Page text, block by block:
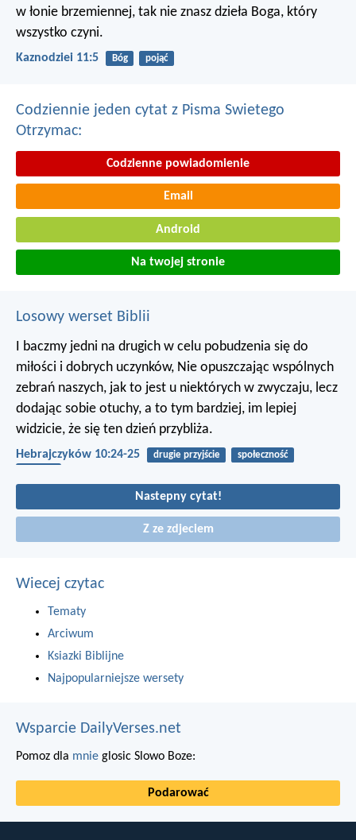
w łonie brzemiennej, tak nie znasz dzieła Boga, który
wszystko czyni.
Kaznodziei 11:5 Bóg pojąć
Codziennie jeden cytat z Pisma Swietego
Otrzymac:
Codzienne powiadomienie
Email
Android
Na twojej stronie
Losowy werset Biblii
I baczmy jedni na drugich w celu pobudzenia się do
miłości i dobrych uczynków, Nie opuszczając wspólnych
zebrań naszych, jak to jest u niektórych w zwyczaju, lecz
dodając sobie otuchy, a to tym bardziej, im lepiej
widzicie, że się ten dzień przybliża.
Hebrajczyków 10:24-25 drugie przyjście
społeczność
Nastepny cytat!
Z ze zdjeciem
Wiecej czytac
Tematy
Arciwum
Ksiazki Biblijne
Najpopularniejsze wersety
Wsparcie DailyVerses.net
Pomoz dla mnie glosic Slowo Boze:
Podarować